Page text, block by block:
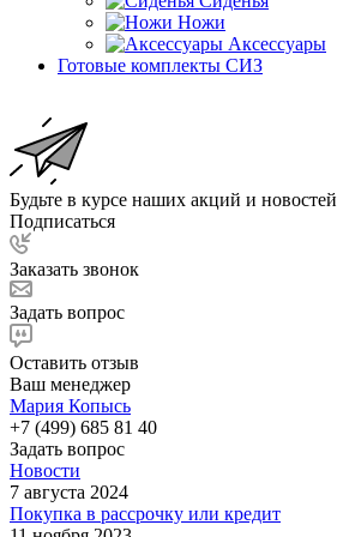
Ножи
Аксессуары
Готовые комплекты СИЗ
Будьте в курсе наших акций и новостей
Подписаться
Заказать звонок
Задать вопрос
Оставить отзыв
Ваш менеджер
Мария Копысь
+7 (499) 685 81 40
Задать вопрос
Новости
7 августа 2024
Покупка в рассрочку или кредит